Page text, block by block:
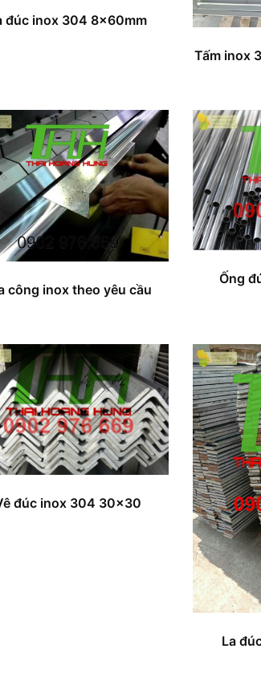
đúc inox 304 8x60mm
Tấm inox
công inox theo yêu cầu
Ống
đúc inox 304 30×30
La